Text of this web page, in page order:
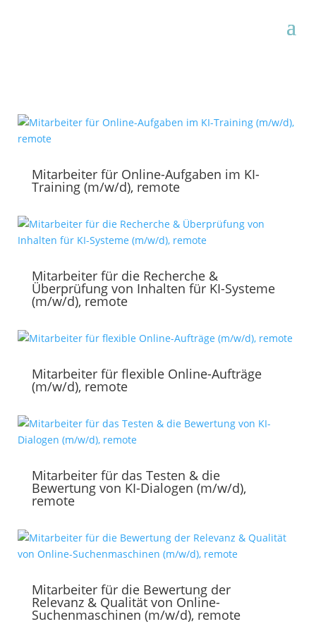
Mitarbeiter für Online-Aufgaben im KI-
Training (m/w/d), remote
Mitarbeiter für die Recherche &
Überprüfung von Inhalten für KI-Systeme
(m/w/d), remote
Mitarbeiter für flexible Online-Aufträge
(m/w/d), remote
Mitarbeiter für das Testen & die
Bewertung von KI-Dialogen (m/w/d),
remote
Mitarbeiter für die Bewertung der
Relevanz & Qualität von Online-
Suchenmaschinen (m/w/d), remote